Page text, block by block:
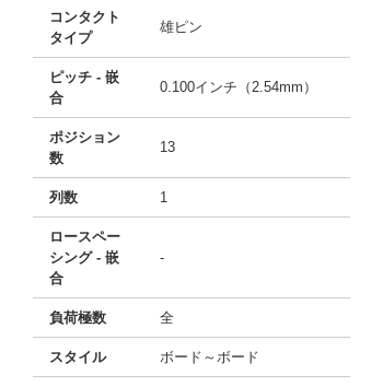
コンタクト
タイプ
雄ピン
ピッチ - 嵌
合
0.100インチ（2.54mm）
ポジション
数
13
列数 1
ロースペー
シング - 嵌
合
-
負荷極数 全
スタイル ボード～ボード